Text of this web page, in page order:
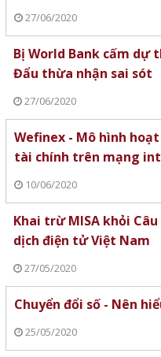
27/06/2020
Bị World Bank cấm dự
Đẩu thừa nhận sai sót
27/06/2020
Wefinex - Mô hình
tài chính trên mạng
10/06/2020
Khai trừ MISA khỏi
dịch điện tử Việt Nam
27/05/2020
Chuyển đổi số - Nên
25/05/2020